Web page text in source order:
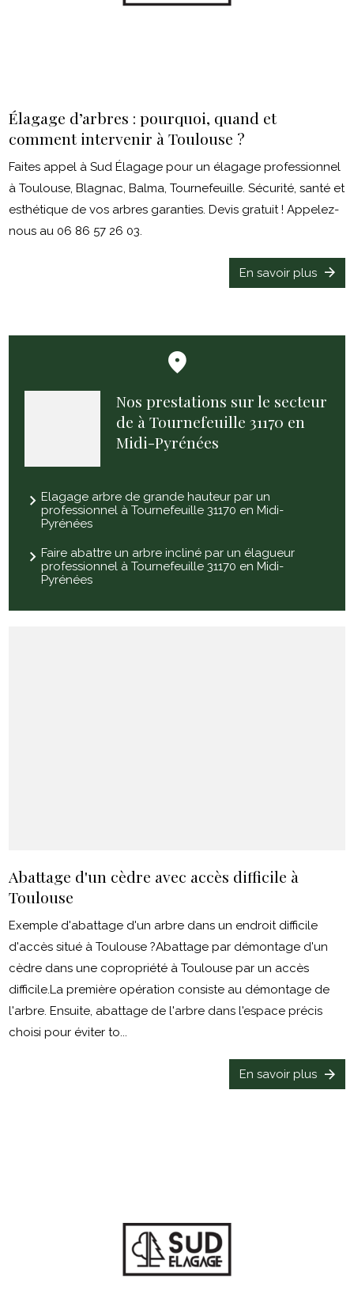
Élagage d’arbres : pourquoi, quand et
comment intervenir à Toulouse ?
Faites appel à Sud Élagage pour un élagage professionnel
à Toulouse, Blagnac, Balma, Tournefeuille. Sécurité, santé et
esthétique de vos arbres garanties. Devis gratuit ! Appelez-
nous au 06 86 57 26 03.
En savoir plus
Nos prestations sur le secteur
de à Tournefeuille 31170 en
Midi-Pyrénées
Elagage arbre de grande hauteur par un
professionnel à Tournefeuille 31170 en Midi-
Pyrénées
Faire abattre un arbre incliné par un élagueur
professionnel à Tournefeuille 31170 en Midi-
Pyrénées
Abattage d'un cèdre avec accès difficile à
Toulouse
Exemple d'abattage d'un arbre dans un endroit difficile
d'accès situé à Toulouse ?Abattage par démontage d'un
cèdre dans une copropriété à Toulouse par un accès
difficile.La première opération consiste au démontage de
l'arbre. Ensuite, abattage de l'arbre dans l'espace précis
choisi pour éviter to...
En savoir plus